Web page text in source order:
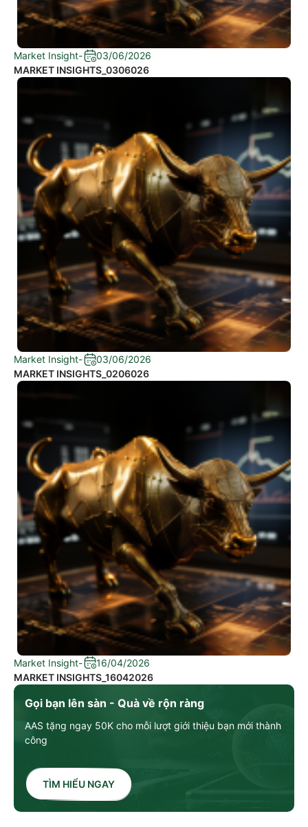
Gọi bạn lên sàn - Quà về rộn ràng
AAS tặng ngay 50K cho mỗi lượt giới thiệu bạn mới thành
công
TÌM HIỂU NGAY
Market Insight-
03/06/2026
MARKET INSIGHTS_0306026
Market Insight-
03/06/2026
MARKET INSIGHTS_0206026
Market Insight-
16/04/2026
MARKET INSIGHTS_16042026